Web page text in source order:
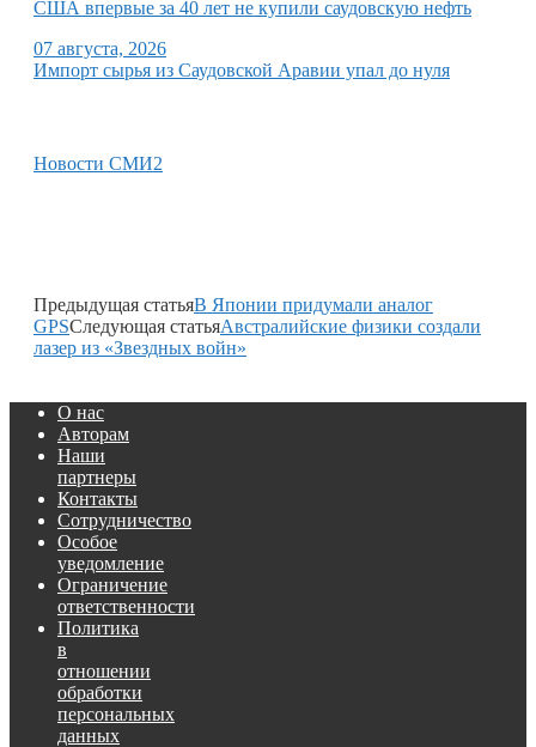
США впервые за 40 лет не купили саудовскую нефть
07 августа, 2026
Импорт сырья из Саудовской Аравии упал до нуля
Новости СМИ2
Предыдущая статьяВ Японии придумали аналог
GPSСледующая статьяАвстралийские физики создали
лазер из «Звездных войн»
О нас
Авторам
Наши
партнеры
Контакты
Сотрудничество
Особое
уведомление
Ограничение
ответственности
Политика
в
отношении
обработки
персональных
данных